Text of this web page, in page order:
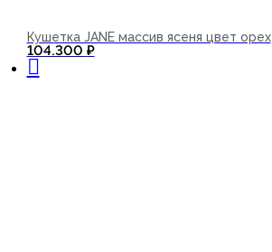
Кушетка JANE массив ясеня цвет орех
104.300 ₽